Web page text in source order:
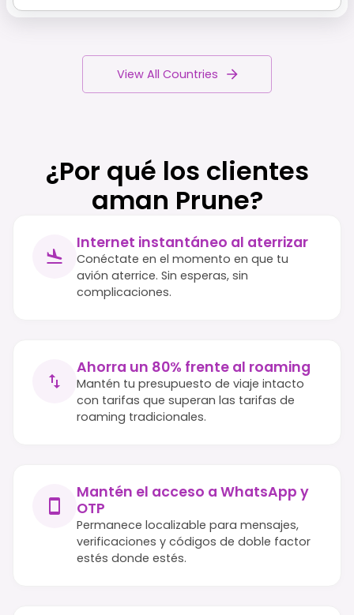
View All Countries
¿Por qué los clientes
aman Prune?
Internet instantáneo al aterrizar
Conéctate en el momento en que tu
avión aterrice. Sin esperas, sin
complicaciones.
Ahorra un 80% frente al roaming
Mantén tu presupuesto de viaje intacto
con tarifas que superan las tarifas de
roaming tradicionales.
Mantén el acceso a WhatsApp y
OTP
Permanece localizable para mensajes,
verificaciones y códigos de doble factor
estés donde estés.